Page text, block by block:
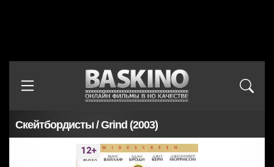
Скейтбордисты / Grind (2003)